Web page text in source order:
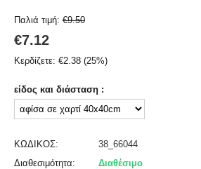
Παλιά τιμή: €9.50
€7.12
Κερδίζετε: €2.38 (25%)
είδος και διάσταση :
ΚΩΔΙΚΟΣ:
38_66044
Διαθεσιμότητα:
Διαθέσιμο